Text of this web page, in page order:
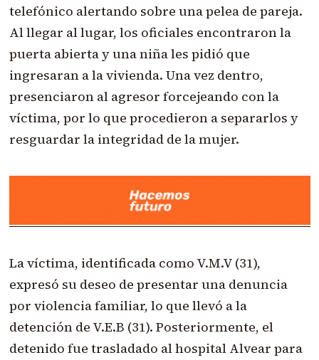
telefónico alertando sobre una pelea de pareja.
Al llegar al lugar, los oficiales encontraron la
puerta abierta y una niña les pidió que
ingresaran a la vivienda. Una vez dentro,
presenciaron al agresor forcejeando con la
víctima, por lo que procedieron a separarlos y
resguardar la integridad de la mujer.
La víctima, identificada como V.M.V (31),
expresó su deseo de presentar una denuncia
por violencia familiar, lo que llevó a la
detención de V.E.B (31). Posteriormente, el
detenido fue trasladado al hospital Alvear para